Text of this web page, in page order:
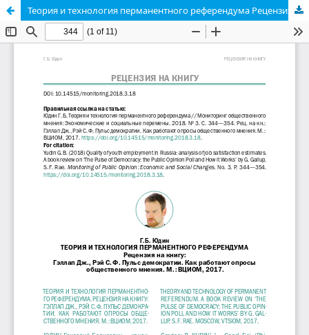
Теория и технология перманентного референдума Рецензия на книгу: Гэллап Дж., Рэй С. Ф. Пульс демократии. Как работают опросы общественного мнения. М. : ВЦИОМ, 2017.